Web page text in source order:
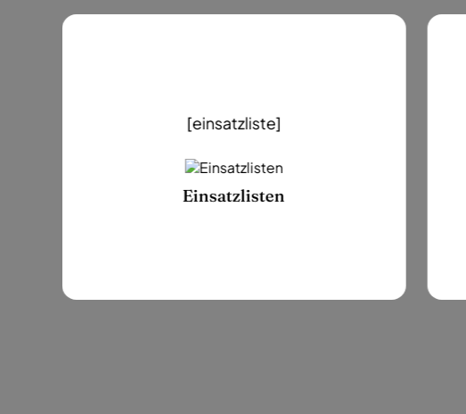
[einsatzliste]
Einsatzlisten